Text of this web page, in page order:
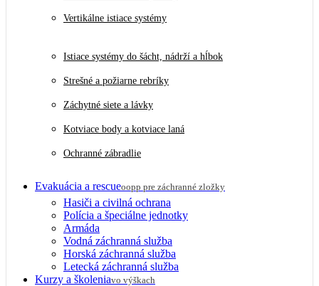
Vertikálne istiace systémy
Istiace systémy do šácht, nádrží a hĺbok
Strešné a požiarne rebríky
Záchytné siete a lávky
Kotviace body a kotviace laná
Ochranné zábradlie
Evakuácia a rescueoopp pre záchranné zložky
Hasiči a civilná ochrana
Polícia a špeciálne jednotky
Armáda
Vodná záchranná služba
Horská záchranná služba
Letecká záchranná služba
Kurzy a školeniavo výškach